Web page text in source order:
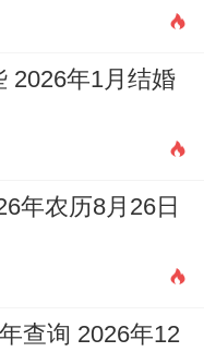
进行动土仪式
，
施工安全 -应择
式
、告知土地神
不可无声无息地
先的基本尊
2026年1月结婚
年农历8月26日
查询 2026年12